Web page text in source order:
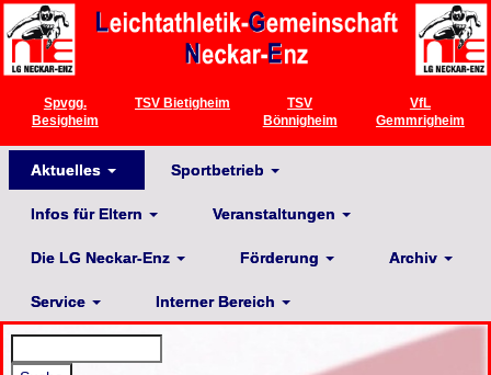
Spvgg.
Besigheim
TSV Bietigheim
TSV
Bönnigheim
VfL
Gemmrigheim
Aktuelles Sportbetrieb
Infos für Eltern Veranstaltungen
Die LG Neckar-Enz Förderung Archiv
Service Interner Bereich